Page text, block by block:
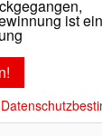
ist